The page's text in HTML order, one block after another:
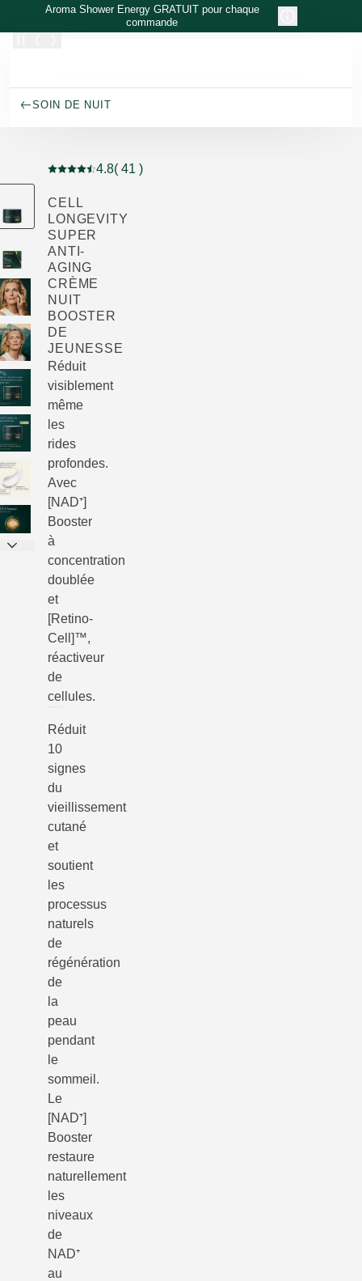
Allez au contenu principal
Aroma Shower Energy GRATUIT pour chaque
commande
SOIN DE NUIT
Note actuelle : 4.8 sur 5 étoiles Noté par 41 clients
4.8( 41 )
CELL
LONGEVITY
SUPER
ANTI-
AGING
CRÈME
NUIT
BOOSTER
DE
JEUNESSE
Réduit
visiblement
même
les
rides
profondes.
Avec
[NAD⁺]
Booster
à
concentration
doublée
et
[Retino-
Cell]™,
réactiveur
de
cellules.
Réduit
10
signes
du
vieillissement
cutané
et
soutient
les
processus
naturels
de
régénération
de
la
peau
pendant
le
sommeil.
Le
[NAD⁺]
Booster
restaure
naturellement
les
niveaux
de
NAD⁺
au